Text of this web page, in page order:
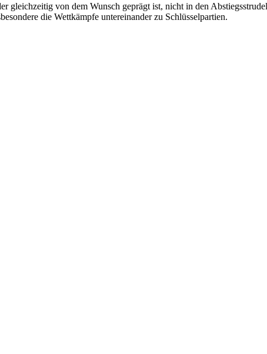
gleichzeitig von dem Wunsch geprägt ist, nicht in den
die Wettkämpfe untereinander zu Schlüsselpartien.